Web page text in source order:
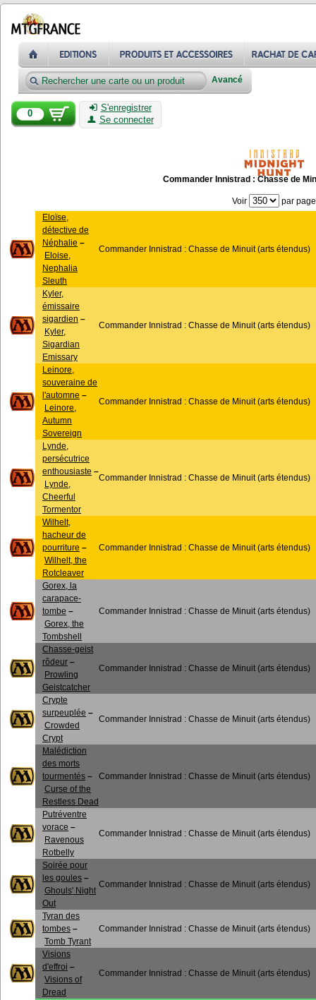
Avancé
0
S'enregistrer
Se connecter
Commander Innistrad : Chasse de
Voir par page
Eloïse,
détective de
Néphalie –
Eloise,
Nephalia
Sleuth
Commander Innistrad : Chasse de Minuit (arts étendus)
Kyler,
émissaire
sigardien –
Kyler,
Sigardian
Emissary
Commander Innistrad : Chasse de Minuit (arts étendus)
Leinore,
souveraine de
l'automne –
Leinore,
Autumn
Sovereign
Commander Innistrad : Chasse de Minuit (arts étendus)
Lynde,
persécutrice
enthousiaste –
Lynde,
Cheerful
Tormentor
Commander Innistrad : Chasse de Minuit (arts étendus)
Wilhelt,
hacheur de
pourriture –
Wilhelt, the
Rotcleaver
Commander Innistrad : Chasse de Minuit (arts étendus)
Gorex, la
carapace-
tombe –
Gorex, the
Tombshell
Commander Innistrad : Chasse de Minuit (arts étendus)
Chasse-geist
rôdeur –
Prowling
Geistcatcher
Commander Innistrad : Chasse de Minuit (arts étendus)
Crypte
surpeuplée –
Crowded
Crypt
Commander Innistrad : Chasse de Minuit (arts étendus)
Malédiction
des morts
tourmentés –
Curse of the
Restless Dead
Commander Innistrad : Chasse de Minuit (arts étendus)
Putréventre
vorace –
Ravenous
Rotbelly
Commander Innistrad : Chasse de Minuit (arts étendus)
Soirée pour
les goules –
Ghouls' Night
Out
Commander Innistrad : Chasse de Minuit (arts étendus)
Tyran des
tombes –
Tomb Tyrant
Commander Innistrad : Chasse de Minuit (arts étendus)
Visions
d'effroi –
Visions of
Dread
Commander Innistrad : Chasse de Minuit (arts étendus)